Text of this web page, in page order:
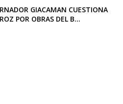
GIACAMAN CUESTIONA
POR OBRAS DEL B...